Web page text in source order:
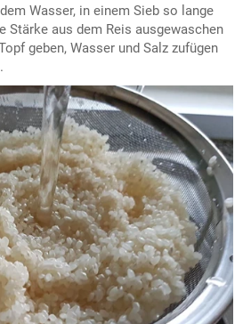
Wasser, in einem Sieb so lange
Stärke aus dem Reis ausgewaschen
geben, Wasser und Salz zufügen